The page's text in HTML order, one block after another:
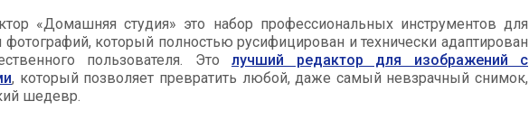
«Домашняя студия» это набор профессиональных инструментов для
фотографий, который полностью русифицирован и технически адаптирован
пользователя. Это лучший редактор для изображений с
, который позволяет превратить любой, даже самый невзрачный снимок,
шедевр.